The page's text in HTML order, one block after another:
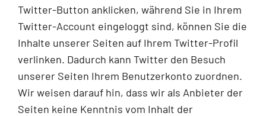
Twitter-Button anklicken, während Sie in Ihrem
Twitter-Account eingeloggt sind, können Sie die
Inhalte unserer Seiten auf Ihrem Twitter-Profil
verlinken. Dadurch kann Twitter den Besuch
unserer Seiten Ihrem Benutzerkonto zuordnen.
Wir weisen darauf hin, dass wir als Anbieter der
Seiten keine Kenntnis vom Inhalt der